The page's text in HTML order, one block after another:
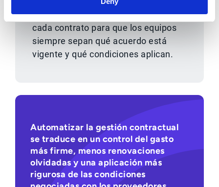
modificaciones y los cambios de
cada contrato para que los equipos
siempre sepan qué acuerdo está
vigente y qué condiciones aplican.
Automatizar la gestión contractual
se traduce en un control del gasto
más firme, menos renovaciones
olvidadas y una aplicación más
rigurosa de las condiciones